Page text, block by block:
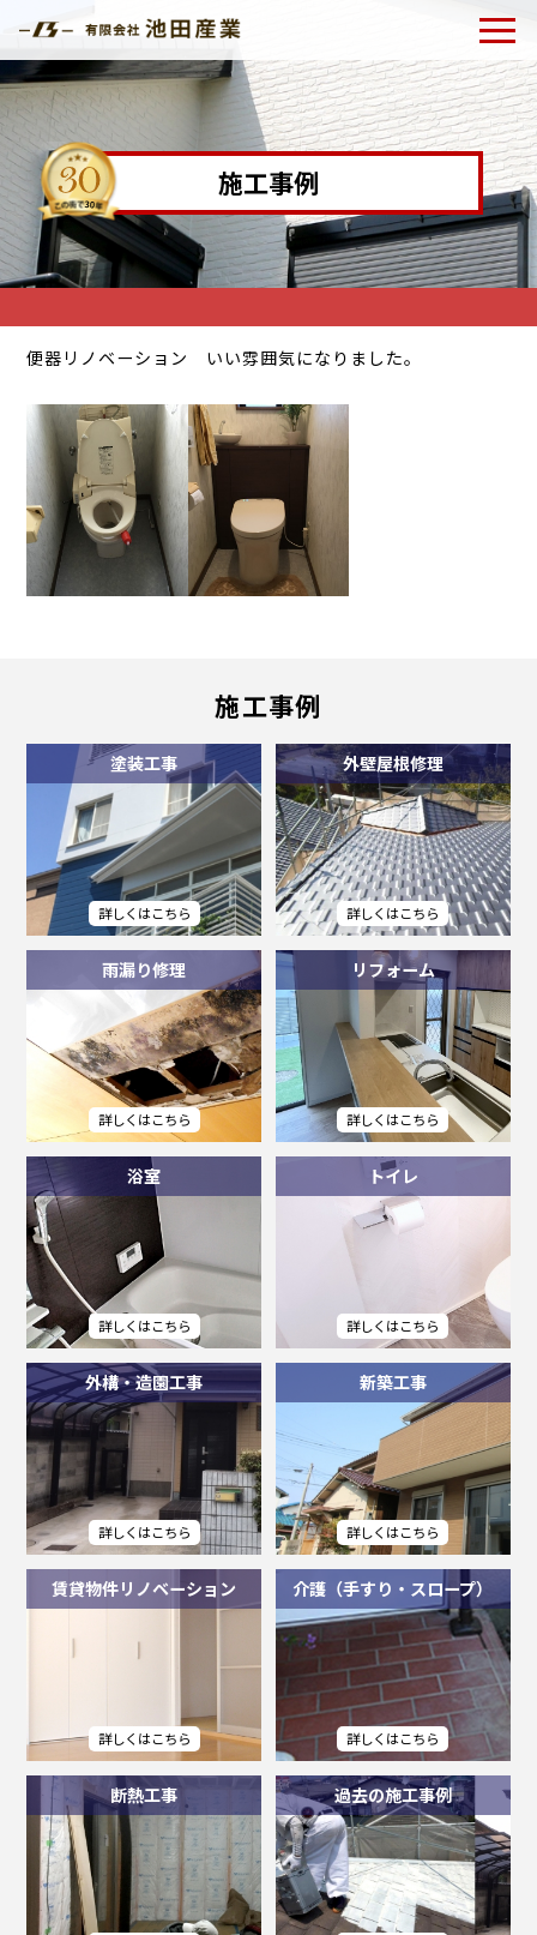
施工事例
便器リノベーション いい雰囲気になりました。
施工事例
塗装工事 外壁屋根修理
雨漏り修理 リフォーム
浴室 トイレ
外構・造園工事 新築工事
賃貸物件リノベーション 介護（手すり・スロープ）
断熱工事 過去の施工事例